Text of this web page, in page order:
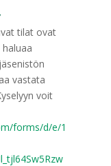
tilat ovat
vastata
voit
forms/d/e/1